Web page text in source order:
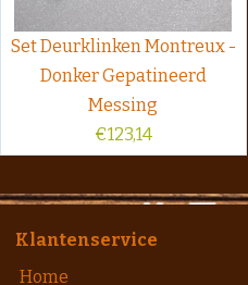
Set Deurklinken Montreux -
Donker Gepatineerd
Messing
€123,14
Klantenservice
Home